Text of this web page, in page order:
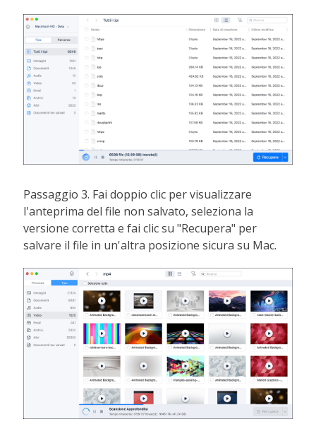
Passaggio 3. Fai doppio clic per visualizzare
l'anteprima del file non salvato, seleziona la
versione corretta e fai clic su "Recupera" per
salvare il file in un'altra posizione sicura su Mac.